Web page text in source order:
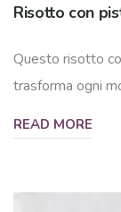
Risotto con
Questo risotto
trasforma ogni
READ MORE